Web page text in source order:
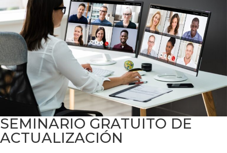
SEMINARIO GRATUITO DE
ACTUALIZACIÓN